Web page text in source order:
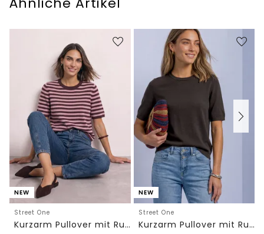
NEW
Street One
Kurzarm Pullover mit Rundhals und Streifen
NEW
Street One
Kurzarm Pullover mit Rundhals in Unifarbe